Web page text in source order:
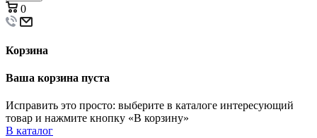
0
Корзина
Ваша корзина пуста
Исправить это просто: выберите в каталоге интересующий
товар и нажмите кнопку «В корзину»
В каталог